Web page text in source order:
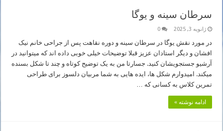
سرطان سینه و یوگا
ژانویه 3, 2025 0
در مورد نقش یوگا در سرطان سینه و دوره نقاهت پس از جراحی خانم نیک
افشان و دیگر استادان عزیز قبلا توضیحات خیلی خوبی داده اند که میتوانید در
آرشیو جستجویشان کنید. جسارتا من به یک توضیح کوتاه و چند تا شکل بسنده
میکند. امیدوارم شکل ها، ایده هایی به شما مربیان دلسوز برای طراحی
تمرین کلاس به کسانی که …
ادامه نوشته »